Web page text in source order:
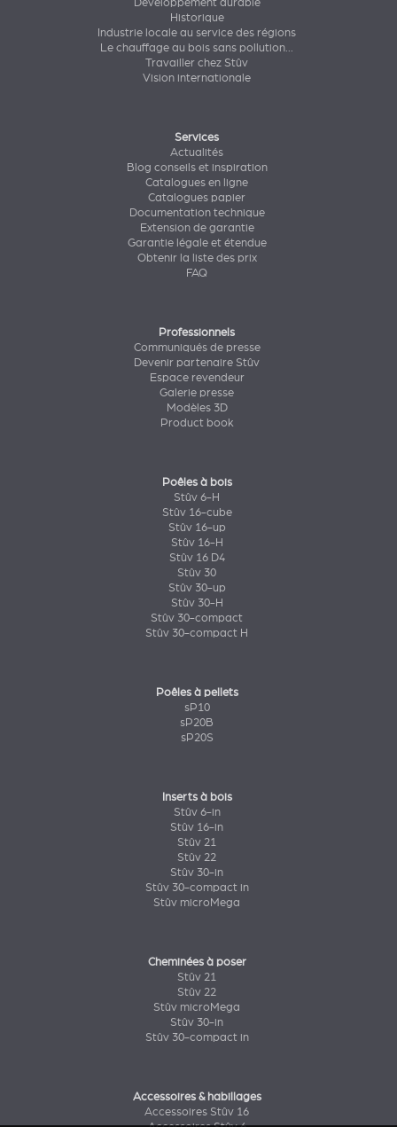
Historique
Industrie locale au service des régions
Le chauffage au bois sans pollution...
Travailler chez Stûv
Vision internationale
Services
Actualités
Blog conseils et inspiration
Catalogues en ligne
Catalogues papier
Documentation technique
Extension de garantie
Garantie légale et étendue
Obtenir la liste des prix
FAQ
Professionnels
Communiqués de presse
Devenir partenaire Stûv
Espace revendeur
Galerie presse
Modèles 3D
Product book
Poêles à bois
Stûv 6-H
Stûv 16-cube
Stûv 16-up
Stûv 16-H
Stûv 16 D4
Stûv 30
Stûv 30-up
Stûv 30-H
Stûv 30-compact
Stûv 30-compact H
Poêles à pellets
sP10
sP20B
sP20S
Inserts à bois
Stûv 6-in
Stûv 16-in
Stûv 21
Stûv 22
Stûv 30-in
Stûv 30-compact in
Stûv microMega
Cheminées à poser
Stûv 21
Stûv 22
Stûv microMega
Stûv 30-in
Stûv 30-compact in
Accessoires & habillages
Accessoires Stûv 16